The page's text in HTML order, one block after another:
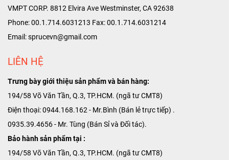
VMPT CORP. 8812 Elvira Ave Westminster, CA 92638
Phone: 00.1.714.6031213 Fax: 00.1.714.6031214
Email: sprucevn@gmail.com
LIÊN HỆ
Trưng bày giới thiệu sản phẩm và bán hàng:
194/58 Võ Văn Tần, Q.3, TP.HCM. (ngã tư CMT8)
Điện thoại: 0944.168.162 - Mr.Bình (Bán lẻ trực tiếp) .
0935.39.4656 - Mr. Tùng (Bán Sỉ và Đối tác).
Bảo hành sản phẩm tại :
194/58 Võ Văn Tần, Q.3, TP.HCM. (ngã tư CMT8)